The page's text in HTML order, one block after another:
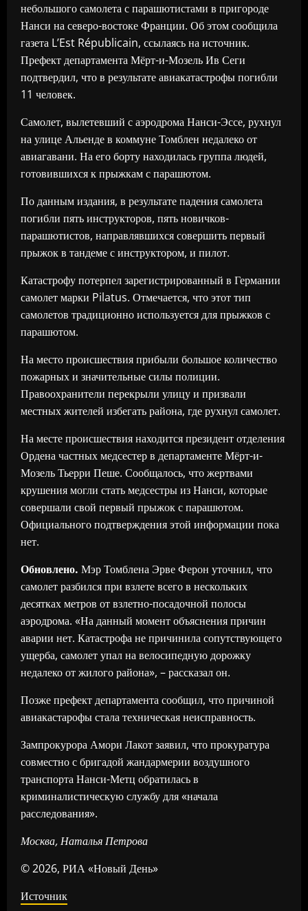
небольшого самолета с парашютистами в пригороде
Нанси на северо-востоке Франции. Об этом сообщила
газета L’Est Républicain, ссылаясь на источник.
Префект департамента Мёрт-и-Мозель Ив Сеги
подтвердил, что в результате авиакатастрофы погибли
11 человек.
Самолет, вылетевший с аэродрома Нанси-Эссе, рухнул
на улице Альенде в коммуне Томблен недалеко от
авиагавани. На его борту находилась группа людей,
готовившихся к прыжкам с парашютом.
По данным издания, в результате падения самолета
погибли пять инструкторов, пять новичков-
парашютистов, направлявшихся совершить первый
прыжок в тандеме с инструктором, и пилот.
Катастрофу потерпел зарегистрированный в Германии
самолет марки Pilatus. Отмечается, что этот тип
самолетов традиционно используется для прыжков с
парашютом.
На место происшествия прибыли большое количество
пожарных и значительные силы полиции.
Правоохранители перекрыли улицу и призвали
местных жителей избегать района, где рухнул самолет.
На месте происшествия находится президент отделения
Ордена частных медсестер в департаменте Мёрт-и-
Мозель Тьерри Пеше. Сообщалось, что жертвами
крушения могли стать медсестры из Нанси, которые
совершали свой первый прыжок с парашютом.
Официального подтверждения этой информации пока
нет.
Обновлено. Мэр Томблена Эрве Ферон уточнил, что
самолет разбился при взлете всего в нескольких
десятках метров от взлетно-посадочной полосы
аэродрома. «На данный момент объяснения причин
аварии нет. Катастрофа не причинила сопутствующего
ущерба, самолет упал на велосипедную дорожку
недалеко от жилого района», – рассказал он.
Позже префект департамента сообщил, что причиной
авиакастарофы стала техническая неисправность.
Зампрокурора Амори Лакот заявил, что прокуратура
совместно с бригадой жандармерии воздушного
транспорта Нанси-Метц обратилась в
криминалистическую службу для «начала
расследования».
Москва, Наталья Петрова
© 2026, РИА «Новый День»
Источник